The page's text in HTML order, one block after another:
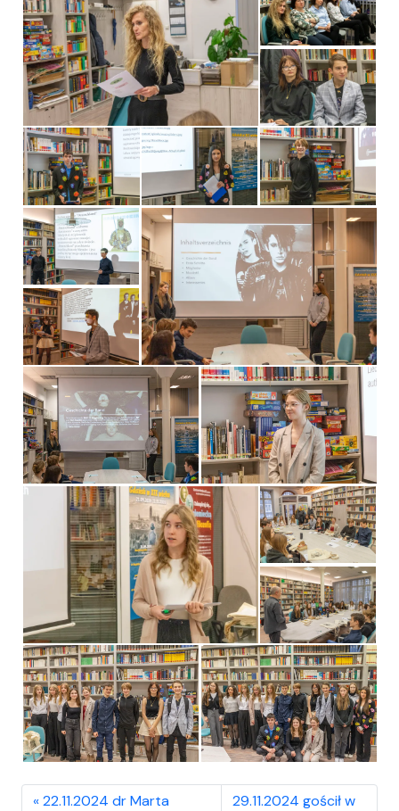
22.11.2024 dr Marta
29.11.2024 gościł w